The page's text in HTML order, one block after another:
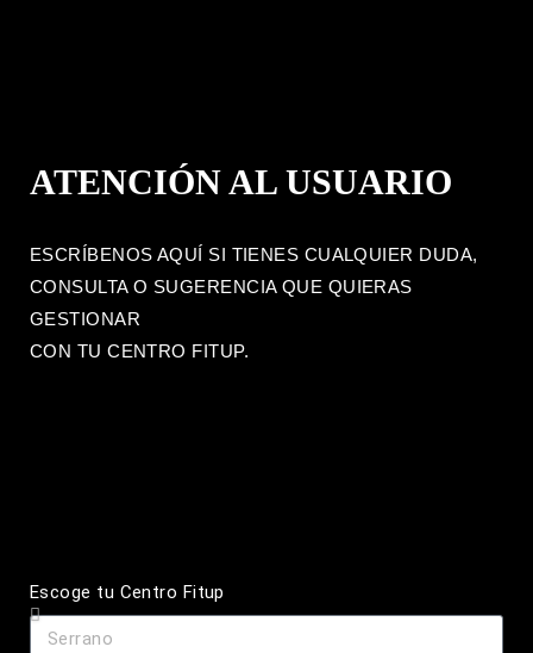
ATENCIÓN AL USUARIO
ESCRÍBENOS AQUÍ SI TIENES CUALQUIER DUDA,
CONSULTA O SUGERENCIA QUE QUIERAS
GESTIONAR
CON TU CENTRO FITUP.
Escoge tu Centro Fitup